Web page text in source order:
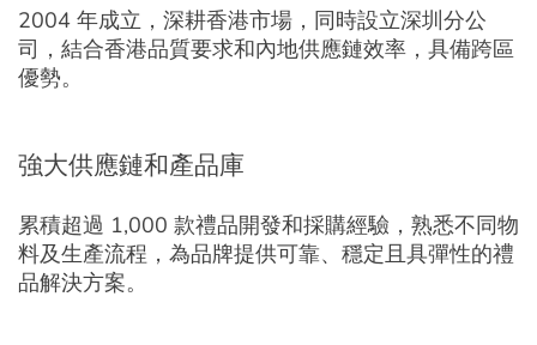
2004 年成立，深耕香港市場，同時設立深圳分公
司，結合香港品質要求和內地供應鏈效率，具備跨區
優勢。
強大供應鏈和產品庫
累積超過 1,000 款禮品開發和採購經驗，熟悉不同物
料及生產流程，為品牌提供可靠、穩定且具彈性的禮
品解決方案。